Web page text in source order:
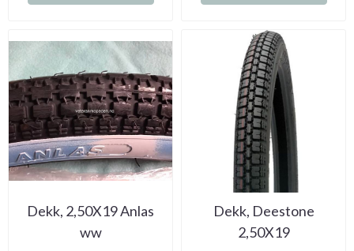
Dekk, 2,50X19 Anlas
ww
Dekk, Deestone
2,50X19